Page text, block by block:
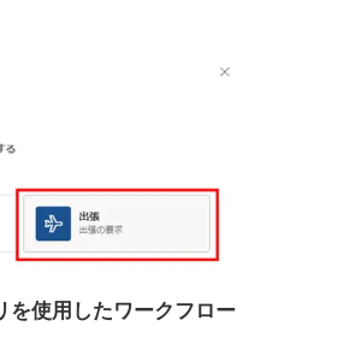
使用したワークフロー